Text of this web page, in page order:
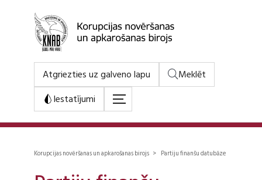
Atgriezties uz galveno lapu
Meklēt
Iestatījumi
Korupcijas novēršanas un apkarošanas birojs > Partiju finanšu datubāze